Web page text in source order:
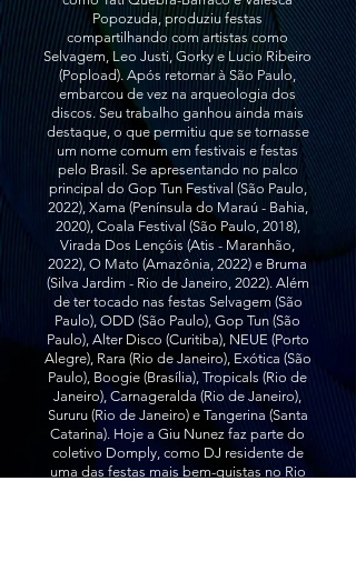
Popozuda, produziu festas
compartilhando com artistas como
Selvagem, Leo Justi, Gorky e Lucio Ribeiro
(Popload). Após retornar à São Paulo,
embarcou de vez na arqueologia dos
discos. Seu trabalho ganhou ainda mais
destaque, o que permitiu que se tornasse
um nome comum em festivais e festas
pelo Brasil. Se apresentando no palco
principal do Gop Tun Festival (São Paulo,
2022), Xama (Península do Maraú - Bahia,
2020), Coala Festival (São Paulo, 2018),
Virada Dos Lençóis (Atis - Maranhão,
2022), O Mato (Amazônia, 2022) e Bruma
(Silva Jardim - Rio de Janeiro, 2022). Além
de ter tocado nas festas Selvagem (São
Paulo), ODD (São Paulo), Gop Tun (São
Paulo), Alter Disco (Curitiba), NEUE (Porto
Alegre), Rara (Rio de Janeiro), Exótica (São
Paulo), Boogie (Brasília), Tropicals (Rio de
Janeiro), Carnageralda (Rio de Janeiro),
Sururu (Rio de Janeiro) e Tangerina (Santa
Catarina). Hoje a Giu Nunez faz parte do
coletivo Domply, como DJ residente de
uma das festas mais bem-quistas no Rio